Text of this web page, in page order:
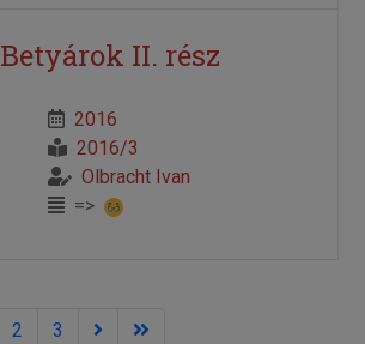
Betyárok II. rész
2016
2016/3
Olbracht Ivan
=>
2 3